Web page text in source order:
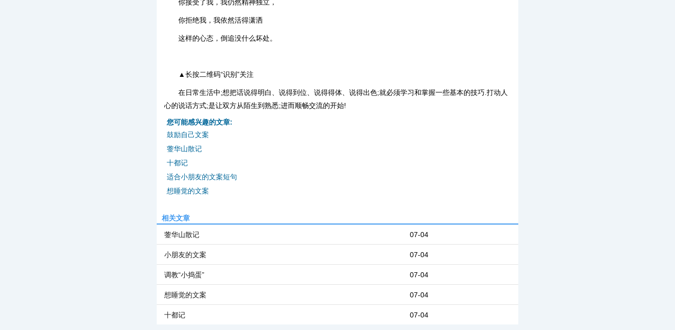
你接受了我，我仍然精神独立，
你拒绝我，我依然活得潇洒
这样的心态，倒追没什么坏处。
▲长按二维码“识别”关注
在日常生活中;想把话说得明白、说得到位、说得得体、说得出色;就必须学习和掌握一些基本的技巧.打动人
心的说话方式;是让双方从陌生到熟悉;进而顺畅交流的开始!
您可能感兴趣的文章:
鼓励自己文案
蓥华山散记
十都记
适合小朋友的文案短句
想睡觉的文案
相关文章
07-04
蓥华山散记
07-04
小朋友的文案
07-04
调教“小捣蛋”
07-04
想睡觉的文案
07-04
十都记